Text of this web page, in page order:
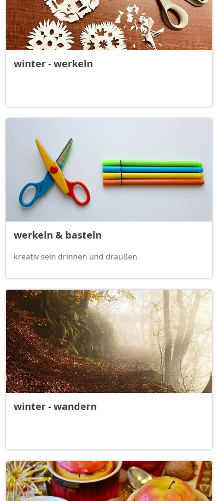
winter - werkeln
werkeln & basteln
kreativ sein drinnen und draußen
winter - wandern